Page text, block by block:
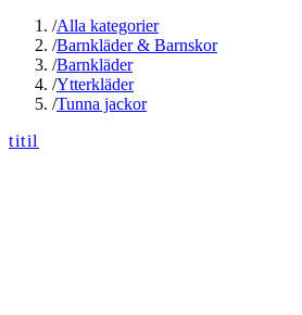
/Alla kategorier
/Barnkläder & Barnskor
/Barnkläder
/Ytterkläder
/Tunna jackor
titil